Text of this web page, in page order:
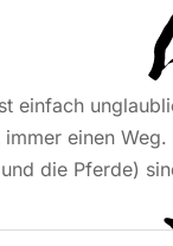
einfach
einen
die Pferde)